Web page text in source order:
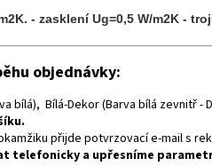
- zasklení Ug=0,5 W/m2K -
objednávky:
bílá), Bílá-Dekor (Barva bílá zevnitř
přijde potvrzovací e-mail s
telefonicky a upřesníme